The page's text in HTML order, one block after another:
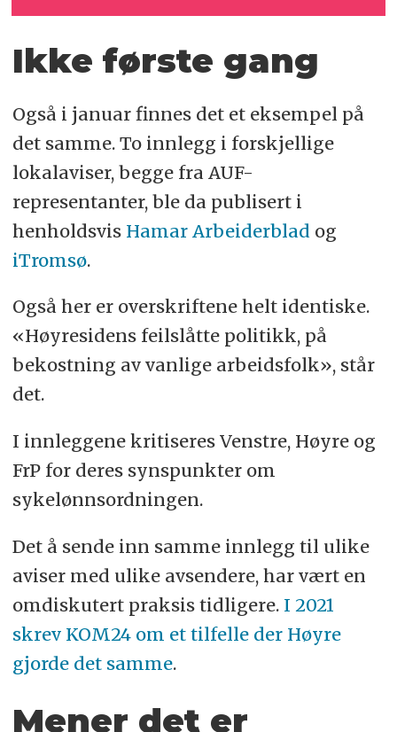
Ikke første gang
Også i januar finnes det et eksempel på
det samme. To innlegg i forskjellige
lokalaviser, begge fra AUF-
representanter, ble da publisert i
henholdsvis Hamar Arbeiderblad og
iTromsø.
Også her er overskriftene helt identiske.
«Høyresidens feilslåtte politikk, på
bekostning av vanlige arbeidsfolk», står
det.
I innleggene kritiseres Venstre, Høyre og
FrP for deres synspunkter om
sykelønnsordningen.
Det å sende inn samme innlegg til ulike
aviser med ulike avsendere, har vært en
omdiskutert praksis tidligere.I 2021
skrev KOM24 om et tilfelle der Høyre
gjorde det samme.
Mener det er